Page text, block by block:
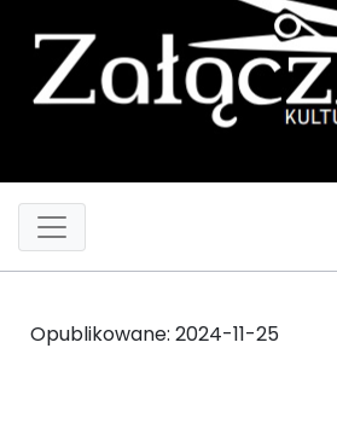
Opublikowane: 2024-11-25